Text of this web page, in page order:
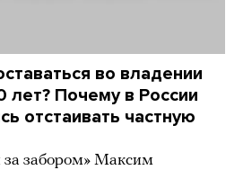
во владении
лет? Почему в России
отстаивать частную
забором» Максим